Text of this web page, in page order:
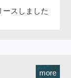
ースしました
more